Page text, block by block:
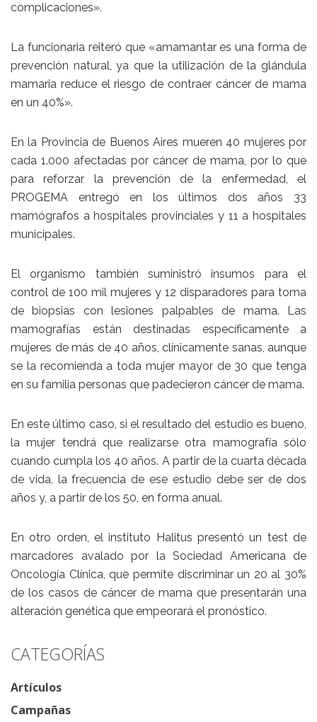
complicaciones».
La funcionaria reiteró que «amamantar es una forma de
prevención natural, ya que la utilización de la glándula
mamaria reduce el riesgo de contraer cáncer de mama
en un 40%».
En la Provincia de Buenos Aires mueren 40 mujeres por
cada 1.000 afectadas por cáncer de mama, por lo que
para reforzar la prevención de la enfermedad, el
PROGEMA entregó en los últimos dos años 33
mamógrafos a hospitales provinciales y 11 a hospitales
municipales.
El organismo también suministró insumos para el
control de 100 mil mujeres y 12 disparadores para toma
de biopsias con lesiones palpables de mama. Las
mamografías están destinadas específicamente a
mujeres de más de 40 años, clínicamente sanas, aunque
se la recomienda a toda mujer mayor de 30 que tenga
en su familia personas que padecieron cáncer de mama.
En este último caso, si el resultado del estudio es bueno,
la mujer tendrá que realizarse otra mamografía sólo
cuando cumpla los 40 años. A partir de la cuarta década
de vida, la frecuencia de ese estudio debe ser de dos
años y, a partir de los 50, en forma anual.
En otro orden, el instituto Halitus presentó un test de
marcadores avalado por la Sociedad Americana de
Oncología Clínica, que permite discriminar un 20 al 30%
de los casos de cáncer de mama que presentarán una
alteración genética que empeorará el pronóstico.
CATEGORÍAS
Artículos
Campañas